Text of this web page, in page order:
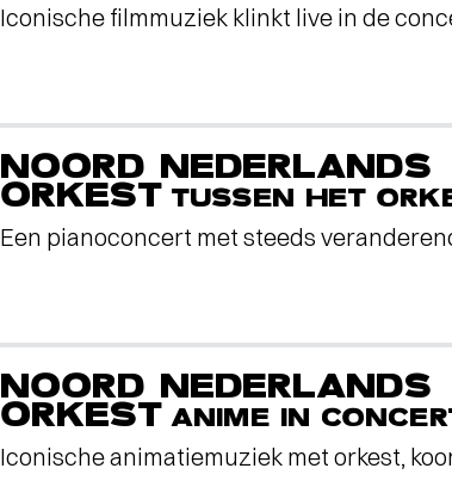
Iconische filmmuziek klinkt live in de
NOORD NEDERLANDS
ORKEST TUSSEN HET
Een pianoconcert met steeds
NOORD NEDERLANDS
ORKEST ANIME IN
Iconische animatiemuziek met orkest,